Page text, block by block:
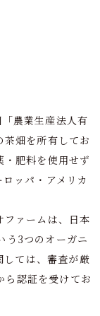
農業生産法人有
畑を所有してお
・肥料を使用せず
ッパ・アメリカ
ファームは、日本
う3つのオーガニ
ては、審査が厳
認証を受けてお